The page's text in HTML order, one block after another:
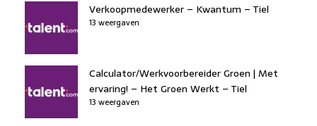
Verkoopmedewerker – Kwantum – Tiel
13 weergaven
Calculator/Werkvoorbereider Groen | Met
ervaring! – Het Groen Werkt – Tiel
13 weergaven